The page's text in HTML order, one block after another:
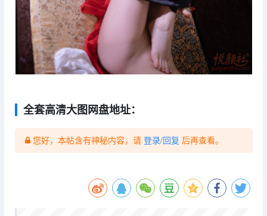
全套高清大图网盘地址：
您好，本帖含有神秘内容，请 登录/回复 后再查看。